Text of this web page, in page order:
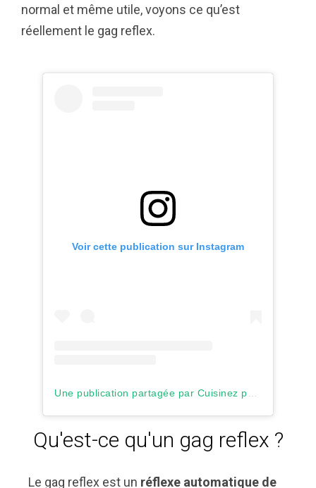
normal et même utile, voyons ce qu’est
réellement le gag reflex.
Voir cette publication sur Instagram
Une publication partagée par Cuisinez pour bébé (@cuisinezpourbebe)
Qu'est-ce qu'un gag reflex ?
Le gag reflex est un réflexe automatique de